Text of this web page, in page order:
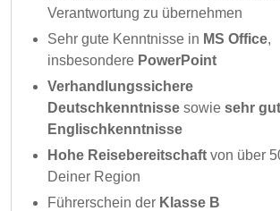
Verantwortung zu übernehmen
Sehr gute Kenntnisse in MS Office,
insbesondere PowerPoint
Verhandlungssichere
Deutschkenntnisse sowie sehr
Englischkenntnisse
Hohe Reisebereitschaft von über
Deiner Region
Führerschein der Klasse B